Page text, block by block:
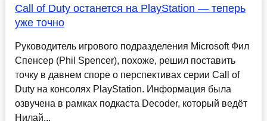
Call of Duty останется на PlayStation — теперь
уже точно
Руководитель игрового подразделения Microsoft Фил
Спенсер (Phil Spencer), похоже, решил поставить
точку в давнем споре о перспективах серии Call of
Duty на консолях PlayStation. Информация была
озвучена в рамках подкаста Decoder, который ведёт
Нилай...